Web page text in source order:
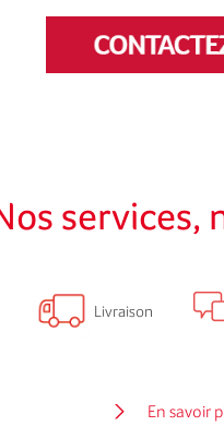
services,
Livraison
En savoir